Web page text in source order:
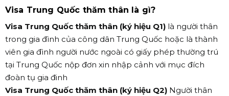
Visa Trung Quốc thăm thân là gì?
Visa Trung Quốc thăm thân (ký hiệu Q1) là người thân
trong gia đình của công dân Trung Quốc hoặc là thành
viên gia đình người nước ngoài có giấy phép thường trú
tại Trung Quốc nộp đơn xin nhập cảnh với mục đích
đoàn tụ gia đinh
Visa Trung Quốc thăm thân (ký hiệu Q2) Người thân